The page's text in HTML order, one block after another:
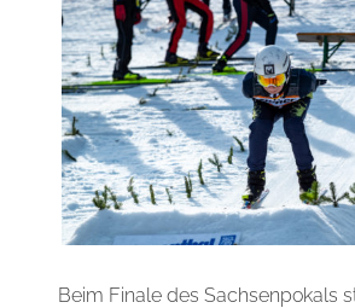
Beim Finale des Sachsenpokals